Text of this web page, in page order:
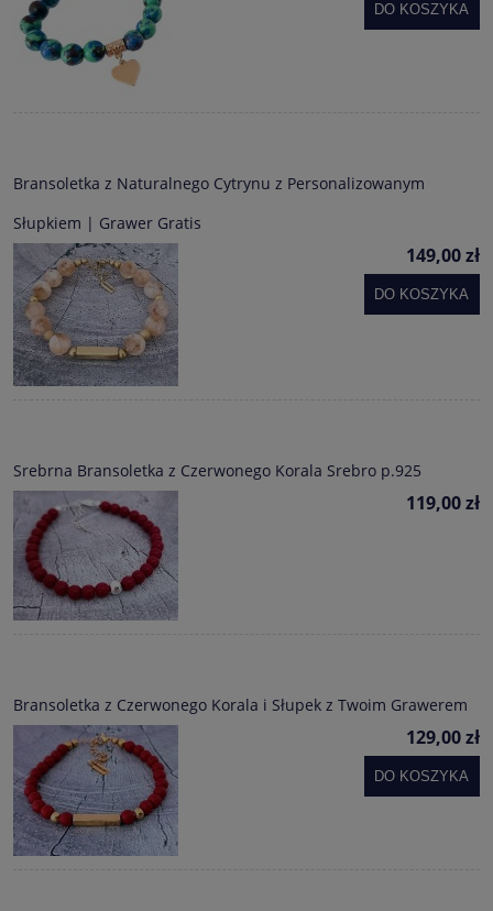
DO KOSZYKA
Bransoletka z Naturalnego Cytrynu z Personalizowanym
Słupkiem | Grawer Gratis
149,00 zł
DO KOSZYKA
Srebrna Bransoletka z Czerwonego Korala Srebro p.925
119,00 zł
Bransoletka z Czerwonego Korala i Słupek z Twoim Grawerem
129,00 zł
DO KOSZYKA